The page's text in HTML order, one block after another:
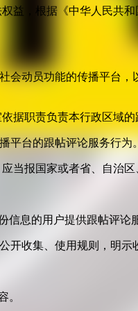
益，根据《中华人民共
动员功能的传播平台
据职责负责本行政区域
平台的跟帖评论服务行为
当报国家或者省、自治
信息的用户提供跟帖评论
开收集、使用规则，明
。